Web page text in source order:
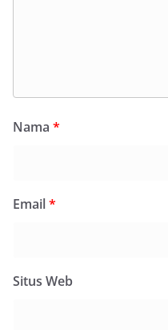
Nama *
Email*
Situs Web